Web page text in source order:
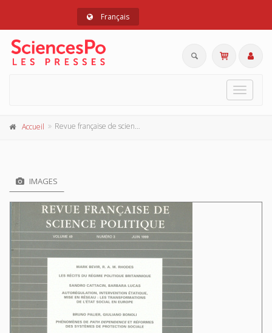
Français
Toggle
Accueil Revue française de science politique 49 - 3, juin 1999
IMAGES